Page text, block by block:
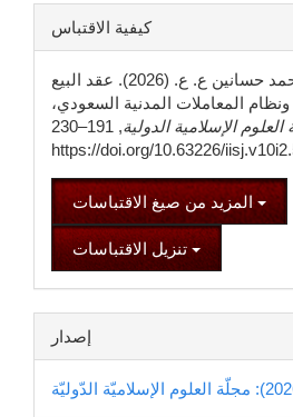
تفاصيل
المقالة
كيفية الاقتباس
الزيد ع. ب. ع., & محمد حسانين ع. ع. (2026). عقد البيع
المعاملات المدنية السعودي،
الإسلامية الدولية
, 191–230.
https://doi.org/10.63226/
المزيد من صيغ الاقتباسات
تنزيل الاقتباسات
إصدار